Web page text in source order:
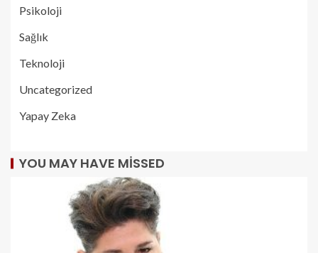
Psikoloji
Sağlık
Teknoloji
Uncategorized
Yapay Zeka
YOU MAY HAVE MISSED